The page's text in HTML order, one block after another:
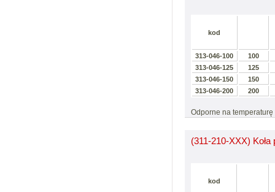
kod
313-046-100
100
313-046-125
125
313-046-150
150
313-046-200
200
Odporne na temperaturę
(311-210-XXX)
kod